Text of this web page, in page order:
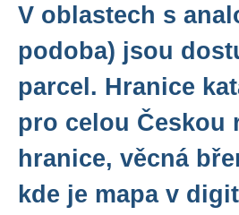
V oblastech s
podoba) jsou
parcel. Hranice
pro celou Českou
hranice, věcná
kde je mapa v